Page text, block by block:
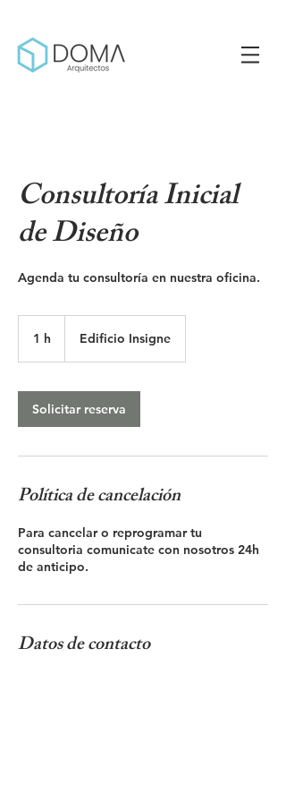
Consultoría Inicial
de Diseño
Agenda tu consultoría en nuestra oficina.
1 h Edificio Insigne
Solicitar reserva
Política de cancelación
Para cancelar o reprogramar tu
consultoria comunicate con nosotros 24h
de anticipo.
Datos de contacto